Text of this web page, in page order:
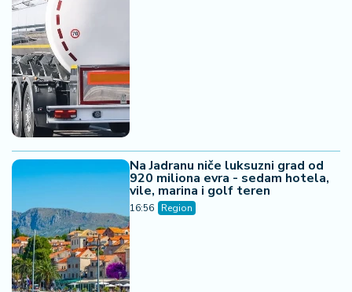
Na Jadranu niče luksuzni grad od
920 miliona evra - sedam hotela,
vile, marina i golf teren
16:56 Region